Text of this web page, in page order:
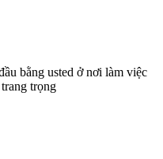
bằng usted ở nơi làm việc
trọng